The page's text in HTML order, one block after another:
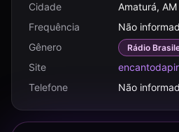
Cidade
Amaturá, AM
Frequência
Não
Gênero
Rádio
Site
Telefone
Não